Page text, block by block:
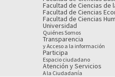
Facultad de Ciencias de
Facultad de Ciencias
Facultad de Ciencias
Universidad
Quiénes Somos
Transparencia
y Acceso a la información
Participa
Espacio ciudadano
Atención y Servicios
A la Ciudadanía